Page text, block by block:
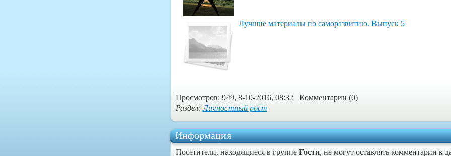
Лучшие материалы по саморазвитию. Выпуск 5
Просмотров: 949, 8-10-2016, 08:32 Комментарии (0)
Раздел:Личностный рост
Информация
Посетители, находящиеся в группе Гости, не могут оставлять комментарии к